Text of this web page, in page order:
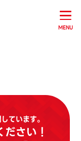
MENU
ています。
さい！